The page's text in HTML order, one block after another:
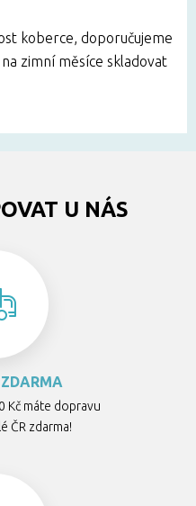
koberce, doporučujeme
zimní měsíce skladovat
U NÁS
Kč máte dopravu
ČR zdarma!